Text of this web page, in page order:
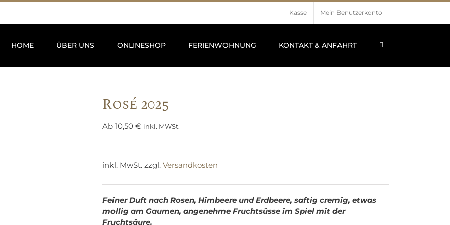
Kasse Mein Benutzerkonto
HOME ÜBER UNS ONLINESHOP FERIENWOHNUNG KONTAKT & ANFAHRT
Rosé 2025
Ab 10,50 € inkl. MWSt.
inkl. MwSt. zzgl. Versandkosten
Feiner Duft nach Rosen, Himbeere und Erdbeere, saftig cremig, etwas
mollig am Gaumen, angenehme Fruchtsüsse im Spiel mit der
Fruchtsäure.